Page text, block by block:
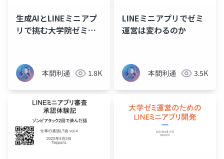
生成AIとLINEミニアプ
リで挑む大学院ゼミ運
本間利通 1.8K
LINEミニアプリでゼミ
運営は変わるのか
本間利通 3.5K